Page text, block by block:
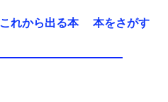
これから出る本 本をさがす